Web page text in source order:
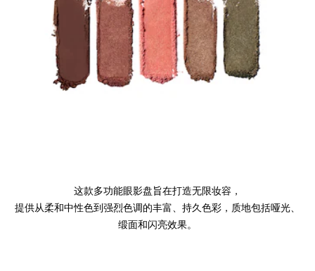
这款多功能眼影盘旨在打造无限妆容，
提供从柔和中性色到强烈色调的丰富、持久色彩，质地包括哑光、
缎面和闪亮效果。